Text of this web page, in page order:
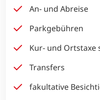
An- und Abreise
Parkgebühren
Kur- und Ortstaxe
Transfers
fakultative